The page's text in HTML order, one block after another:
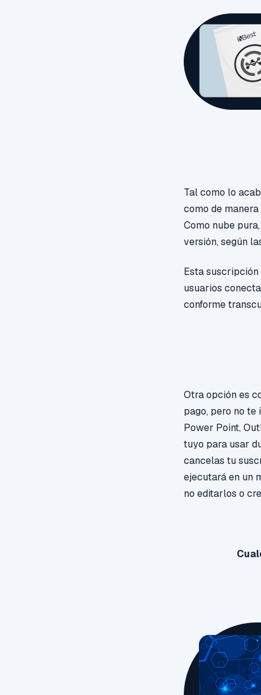
Tal como lo
como de
Como nube
versión, según
Esta suscripción
usuarios
conforme
Otraopción es
pago, pero no
Power Point,
tuyo para usar
cancelas tu
ejecutará en un
no editarlos o